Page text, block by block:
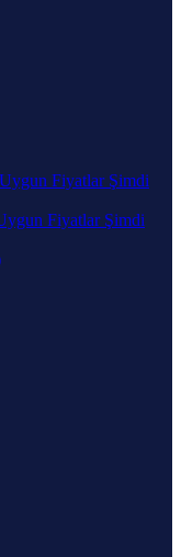
Fiyatlar Şimdi
Fiyatlar Şimdi